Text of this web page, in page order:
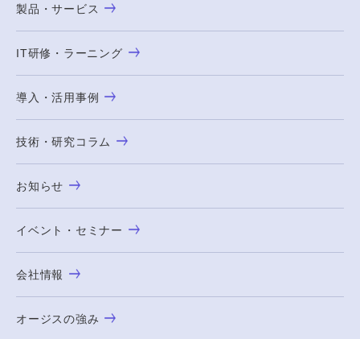
製品・サービス
IT研修・ラーニング
導入・活用事例
技術・研究コラム
お知らせ
イベント・セミナー
会社情報
オージスの強み